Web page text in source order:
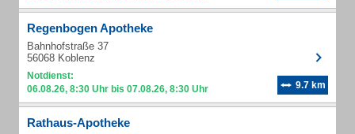
Regenbogen Apotheke
Bahnhofstraße 37
56068 Koblenz
Notdienst:
06.08.26, 8:30 Uhr bis 07.08.26, 8:30 Uhr
9.7 km
Rathaus-Apotheke